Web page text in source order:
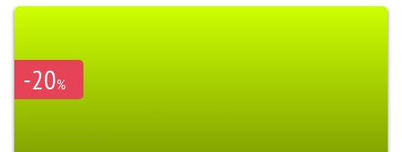
-20%